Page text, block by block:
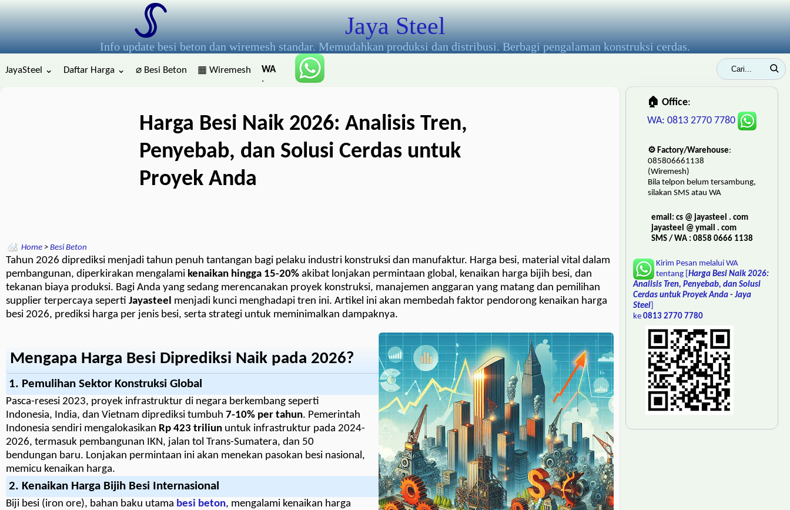
Jaya Steel
Info update besi beton dan wiremesh standar. Memudahkan produksi dan distribusi. Berbagi pengalaman konstruksi cerdas.
JayaSteel ⌄ Daftar Harga ⌄ ⌀ Besi Beton ▦ Wiremesh
WA
:
661
138
Harga Besi Naik 2026: Analisis Tren,
Penyebab, dan Solusi Cerdas untuk
Proyek Anda
Home > Besi Beton
Tahun 2026 diprediksi menjadi tahun penuh tantangan bagi pelaku industri konstruksi dan manufaktur. Harga besi, material vital dalam
pembangunan, diperkirakan mengalami kenaikan hingga 15-20% akibat lonjakan permintaan global, kenaikan harga bijih besi, dan
tekanan biaya produksi. Bagi Anda yang sedang merencanakan proyek konstruksi, manajemen anggaran yang matang dan pemilihan
supplier terpercaya seperti Jayasteel menjadi kunci menghadapi tren ini. Artikel ini akan membedah faktor pendorong kenaikan harga
besi 2026, prediksi harga per jenis besi, serta strategi untuk meminimalkan dampaknya.
Mengapa Harga Besi Diprediksi Naik pada 2026?
1. Pemulihan Sektor Konstruksi Global
Pasca-resesi 2023, proyek infrastruktur di negara berkembang seperti
Indonesia, India, dan Vietnam diprediksi tumbuh 7-10% per tahun. Pemerintah
Indonesia sendiri mengalokasikan Rp 423 triliun untuk infrastruktur pada 2024-
2026, termasuk pembangunan IKN, jalan tol Trans-Sumatera, dan 50
bendungan baru. Lonjakan permintaan ini akan menekan pasokan besi nasional,
memicu kenaikan harga.
2. Kenaikan Harga Bijih Besi Internasional
Biji besi (iron ore), bahan baku utama besi beton, mengalami kenaikan harga
🏠 Office:
WA: 0813 2770 7780
⚙️ Factory/Warehouse:
085806661138
(Wiremesh)
Bila telpon belum tersambung,
silakan SMS atau WA
email: cs @ jayasteel . com
jayasteel @ ymail . com
SMS / WA : 0858 0666 1138
Kirim Pesan melalui WA
tentang [ Harga Besi Naik 2026:
Analisis Tren, Penyebab, dan Solusi
Cerdas untuk Proyek Anda - Jaya
Steel
ke 0813 2770 7780